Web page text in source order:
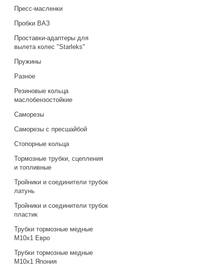
Пресс-масленки
Пробки ВАЗ
Проставки-адаптеры для
вылета колес "Starleks"
Пружины
Разное
Резиновые кольца
маслобензостойкие
Саморезы
Саморезы с пресшайбой
Стопорные кольца
Тормозные трубки, сцепления
и топливные
Тройники и соединители трубок
латунь
Тройники и соединители трубок
пластик
Трубки тормозные медные
М10х1 Евро
Трубки тормозные медные
М10х1 Япония